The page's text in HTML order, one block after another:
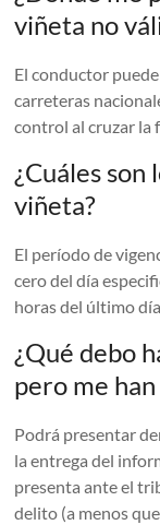
viñeta no
El conductor
carreteras
control al cruzar la
¿Cuáles son
viñeta?
El período de
cero del día
horas del último
¿Qué debo
pero me
Podrá presentar
la entrega del
presenta ante el
delito (a menos